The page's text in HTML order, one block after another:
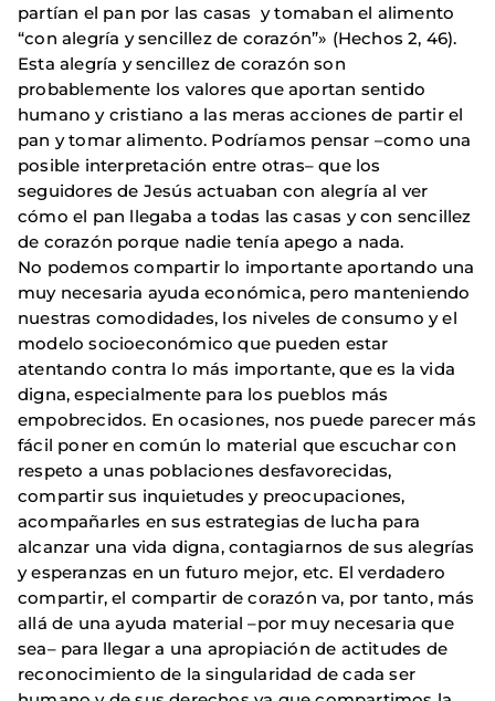
partían el pan por las casas y tomaban el alimento
“con alegría y sencillez de corazón”» (Hechos 2, 46).
Esta alegría y sencillez de corazón son
probablemente los valores que aportan sentido
humano y cristiano a las meras acciones de partir el
pan y tomar alimento. Podríamos pensar –como una
posible interpretación entre otras– que los
seguidores de Jesús actuaban con alegría al ver
cómo el pan llegaba a todas las casas y con sencillez
de corazón porque nadie tenía apego a nada.
No podemos compartir lo importante aportando una
muy necesaria ayuda económica, pero manteniendo
nuestras comodidades, los niveles de consumo y el
modelo socioeconómico que pueden estar
atentando contra lo más importante, que es la vida
digna, especialmente para los pueblos más
empobrecidos. En ocasiones, nos puede parecer más
fácil poner en común lo material que escuchar con
respeto a unas poblaciones desfavorecidas,
compartir sus inquietudes y preocupaciones,
acompañarles en sus estrategias de lucha para
alcanzar una vida digna, contagiarnos de sus alegrías
y esperanzas en un futuro mejor, etc. El verdadero
compartir, el compartir de corazón va, por tanto, más
allá de una ayuda material –por muy necesaria que
sea– para llegar a una apropiación de actitudes de
reconocimiento de la singularidad de cada ser